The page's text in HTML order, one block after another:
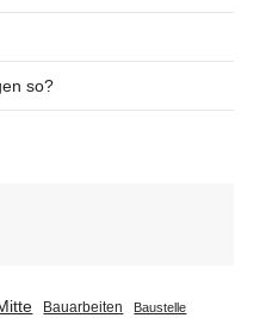
so?
Bauarbeiten Baustelle